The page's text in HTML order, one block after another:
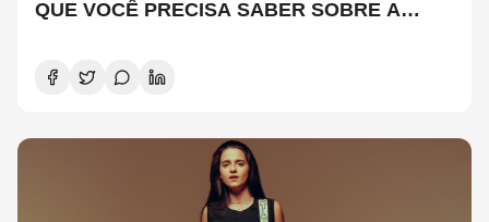
QUE VOCÊ PRECISA SABER SOBRE A